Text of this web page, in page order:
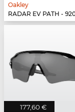
Oakley
RADAR EV PATH -
177,60 €